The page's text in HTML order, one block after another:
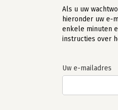
Als u uw
hieronder uw e-
enkele minuten
instructies over
Uw e-mailadres